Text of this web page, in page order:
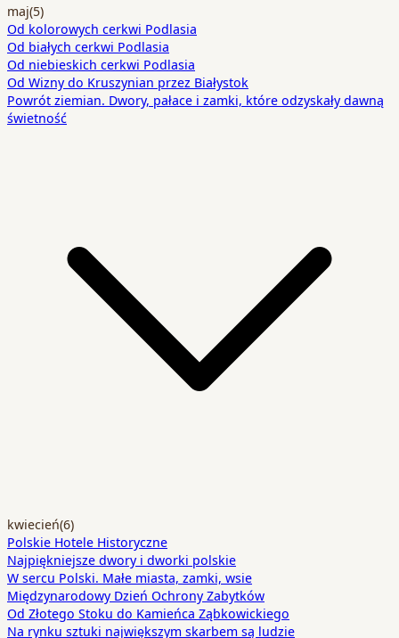
maj(5)
Od kolorowych cerkwi Podlasia
Od białych cerkwi Podlasia
Od niebieskich cerkwi Podlasia
Od Wizny do Kruszynian przez Białystok
Powrót ziemian. Dwory, pałace i zamki, które odzyskały dawną
świetność
kwiecień(6)
Polskie Hotele Historyczne
Najpiękniejsze dwory i dworki polskie
W sercu Polski. Małe miasta, zamki, wsie
Międzynarodowy Dzień Ochrony Zabytków
Od Złotego Stoku do Kamieńca Ząbkowickiego
Na rynku sztuki największym skarbem są ludzie